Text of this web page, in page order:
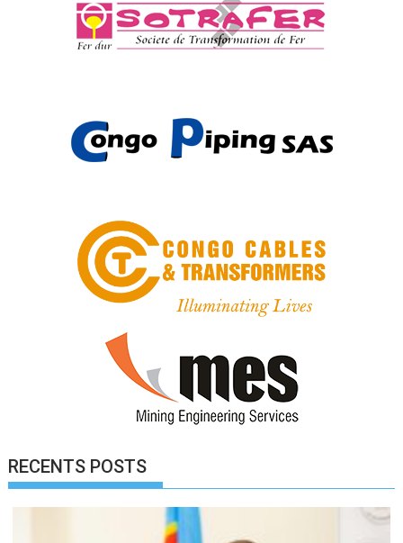
RECENTS POSTS